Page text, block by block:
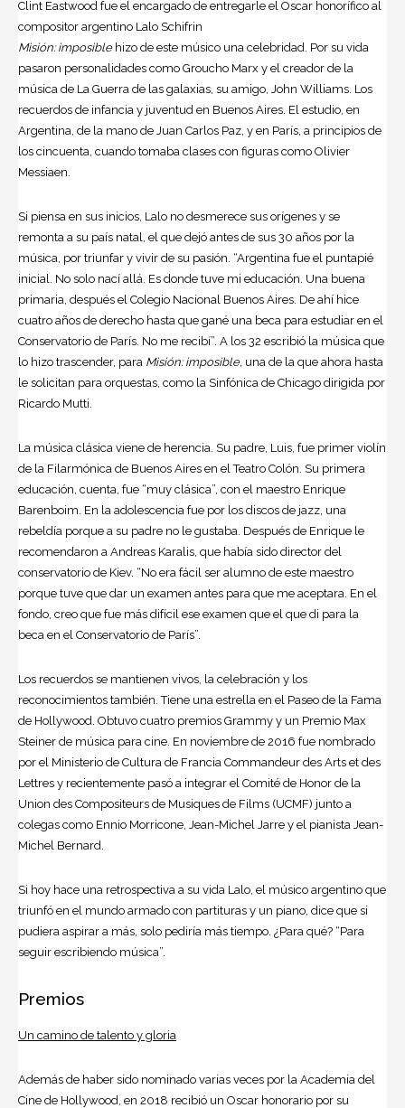
Clint Eastwood fue el encargado de entregarle el Oscar honorífico al
compositor argentino Lalo Schifrin
Misión: imposible hizo de este músico una celebridad. Por su vida
pasaron personalidades como Groucho Marx y el creador de la
música de La Guerra de las galaxias, su amigo, John Williams. Los
recuerdos de infancia y juventud en Buenos Aires. El estudio, en
Argentina, de la mano de Juan Carlos Paz, y en París, a principios de
los cincuenta, cuando tomaba clases con figuras como Olivier
Messiaen.
Si piensa en sus inicios, Lalo no desmerece sus orígenes y se
remonta a su país natal, el que dejó antes de sus 30 años por la
música, por triunfar y vivir de su pasión. “Argentina fue el puntapié
inicial. No solo nací allá. Es donde tuve mi educación. Una buena
primaria, después el Colegio Nacional Buenos Aires. De ahí hice
cuatro años de derecho hasta que gané una beca para estudiar en el
Conservatorio de París. No me recibí”. A los 32 escribió la música que
lo hizo trascender, para Misión: imposible, una de la que ahora hasta
le solicitan para orquestas, como la Sinfónica de Chicago dirigida por
Ricardo Mutti.
La música clásica viene de herencia. Su padre, Luis, fue primer violín
de la Filarmónica de Buenos Aires en el Teatro Colón. Su primera
educación, cuenta, fue “muy clásica”, con el maestro Enrique
Barenboim. En la adolescencia fue por los discos de jazz, una
rebeldía porque a su padre no le gustaba. Después de Enrique le
recomendaron a Andreas Karalis, que había sido director del
conservatorio de Kiev. “No era fácil ser alumno de este maestro
porque tuve que dar un examen antes para que me aceptara. En el
fondo, creo que fue más difícil ese examen que el que di para la
beca en el Conservatorio de París”.
Los recuerdos se mantienen vivos, la celebración y los
reconocimientos también. Tiene una estrella en el Paseo de la Fama
de Hollywood. Obtuvo cuatro premios Grammy y un Premio Max
Steiner de música para cine. En noviembre de 2016 fue nombrado
por el Ministerio de Cultura de Francia Commandeur des Arts et des
Lettres y recientemente pasó a integrar el Comité de Honor de la
Union des Compositeurs de Musiques de Films (UCMF) junto a
colegas como Ennio Morricone, Jean-Michel Jarre y el pianista Jean-
Michel Bernard.
Si hoy hace una retrospectiva a su vida Lalo, el músico argentino que
triunfó en el mundo armado con partituras y un piano, dice que si
pudiera aspirar a más, solo pediría más tiempo. ¿Para qué? “Para
seguir escribiendo música”.
Premios
Un camino de talento y gloria
Además de haber sido nominado varias veces por la Academia del
Cine de Hollywood, en 2018 recibió un Oscar honorario por su